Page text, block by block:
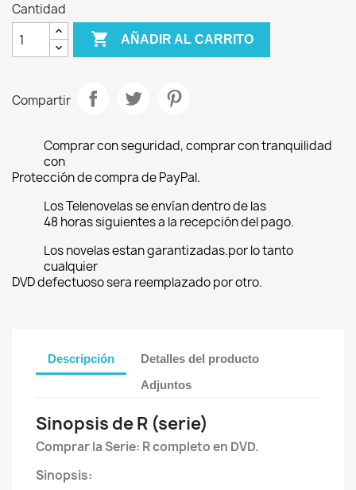
Cantidad
 AÑADIR AL CARRITO
Compartir
Comprar con seguridad, comprar con tranquilidad
con
Protección de compra de PayPal.
Los Telenovelas se envían dentro de las
48 horas siguientes a la recepción del pago.
Los novelas estan garantizadas.por lo tanto
cualquier
DVD defectuoso sera reemplazado por otro.
Descripción
Detalles del producto
Adjuntos
Sinopsis de R (serie)
Comprar la Serie: R completo en DVD.
Sinopsis: